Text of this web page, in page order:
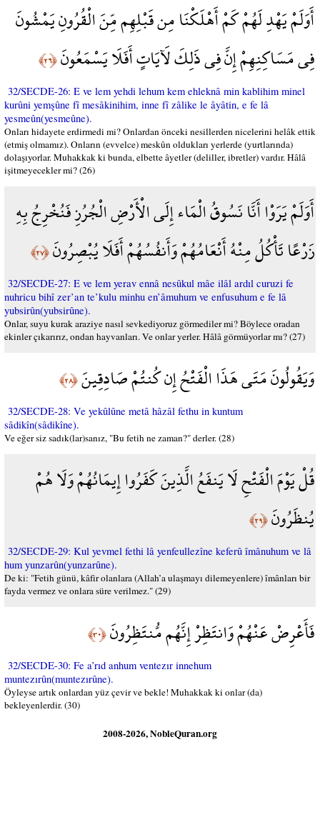
أَوَلَمْ يَهْدِ لَهُمْ كَمْ أَهْلَكْنَا مِن قَبْلِهِم مِّنَ الْقُرُونِ يَمْشُونَ
فِي مَسَاكِنِهِمْ إِنَّ فِي ذَلِكَ لَآيَاتٍ أَفَلَا يَسْمَعُونَ﴿٢٦﴾
32/SECDE-26: E ve lem yehdi lehum kem ehleknâ min kablihim minel
kurûni yemşûne fî mesâkinihim, inne fî zâlike le âyâtin, e fe lâ
yesmeûn(yesmeûne).
Onları hidayete erdirmedi mi? Onlardan önceki nesillerden nicelerini helâk ettik
(etmiş olmamız). Onların (evvelce) meskûn oldukları yerlerde (yurtlarında)
dolaşıyorlar. Muhakkak ki bunda, elbette âyetler (deliller, ibretler) vardır. Hâlâ
işitmeyecekler mi? (26)
أَوَلَمْ يَرَوْا أَنَّا نَسُوقُ الْمَاء إِلَى الْأَرْضِ الْجُرُزِ فَنُخْرِجُ بِهِ
زَرْعًا تَأْكُلُ مِنْهُ أَنْعَامُهُمْ وَأَنفُسُهُمْ أَفَلَا يُبْصِرُونَ﴿٢٧﴾
32/SECDE-27: E ve lem yerav ennâ nesûkul mâe ilâl ardıl curuzi fe
nuhricu bihî zer’an te’kulu minhu en’âmuhum ve enfusuhum e fe lâ
yubsirûn(yubsirûne).
Onlar, suyu kurak araziye nasıl sevkediyoruz görmediler mi? Böylece oradan
ekinler çıkarırız, ondan hayvanları. Ve onlar yerler. Hâlâ görmüyorlar mı? (27)
وَيَقُولُونَ مَتَى هَذَا الْفَتْحُ إِن كُنتُمْ صَادِقِينَ﴿٢٨﴾
32/SECDE-28: Ve yekûlûne metâ hâzâl fethu in kuntum
sâdikîn(sâdikîne).
Ve eğer siz sadık(lar)sanız, "Bu fetih ne zaman?" derler. (28)
قُلْ يَوْمَ الْفَتْحِ لَا يَنفَعُ الَّذِينَ كَفَرُوا إِيمَانُهُمْ وَلَا هُمْ
يُنظَرُونَ﴿٢٩﴾
32/SECDE-29: Kul yevmel fethi lâ yenfeullezîne keferû îmânuhum ve lâ
hum yunzarûn(yunzarûne).
De ki: "Fetih günü, kâfir olanlara (Allah’a ulaşmayı dilemeyenlere) îmânları bir
fayda vermez ve onlara süre verilmez." (29)
فَأَعْرِضْ عَنْهُمْ وَانتَظِرْ إِنَّهُم مُّنتَظِرُونَ﴿٣٠﴾
32/SECDE-30: Fe a’rıd anhum ventezır innehum
muntezırûn(muntezırûne).
Öyleyse artık onlardan yüz çevir ve bekle! Muhakkak ki onlar (da)
bekleyenlerdir. (30)
2008-2026, NobleQuran.org